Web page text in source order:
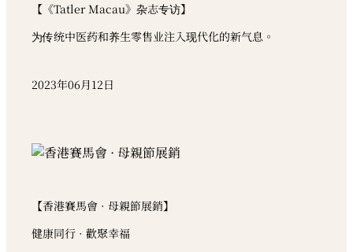
【《Tatler Macau》杂志专访】
为传统中医药和养生零售业注入现代化的新气息。
2023年06月12日
【香港賽馬會 · 母親節展銷】
健康同行 · 歡聚幸福